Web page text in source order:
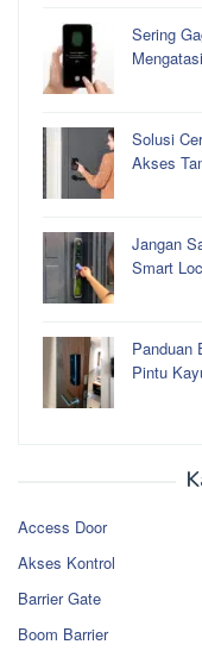
Sering
Solusi
Akses
Jangan
Smart
Panduan
Pintu
Access Door
Akses Kontrol
Barrier Gate
Boom Barrier